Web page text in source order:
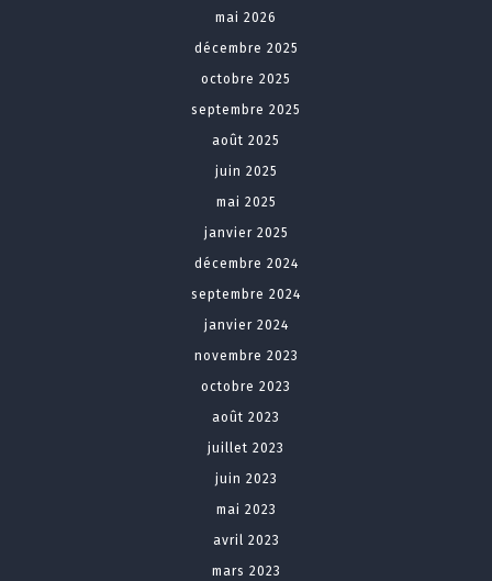
mai 2026
décembre 2025
octobre 2025
septembre 2025
août 2025
juin 2025
mai 2025
janvier 2025
décembre 2024
septembre 2024
janvier 2024
novembre 2023
octobre 2023
août 2023
juillet 2023
juin 2023
mai 2023
avril 2023
mars 2023